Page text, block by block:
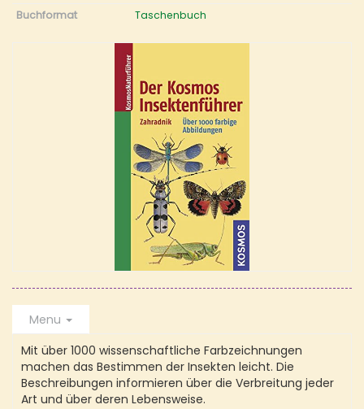
Buchformat
Taschenbuch
Menu
Mit über 1000 wissenschaftliche Farbzeichnungen
machen das Bestimmen der Insekten leicht. Die
Beschreibungen informieren über die Verbreitung jeder
Art und über deren Lebensweise.